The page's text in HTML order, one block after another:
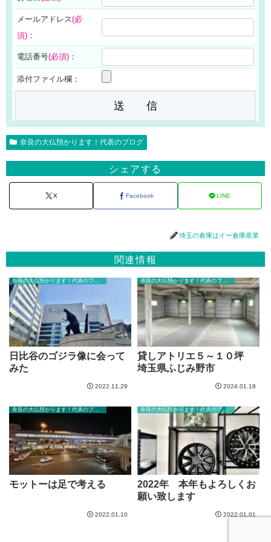
メールアドレス(必
須) ：
電話番号(必須) ：
添付ファイル欄：
奈良の大仏預かります！代表のブログ
シェアする
X Facebook LINE
埼玉の倉庫はイー倉庫産業
関連情報
奈良の大仏預かります！代表のブログ
日比谷のゴジラ像に会って
みた
2022.11.29
奈良の大仏預かります！代表のブログ
貸しアトリエ５～１０坪
埼玉県ふじみ野市
2024.01.18
モットーは足で考える
2022.01.10
奈良の大仏預かります！代表のブログ
2022年 本年もよろしくお
願い致します
2022.01.01